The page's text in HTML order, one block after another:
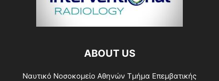
ABOUT US
Ναυτικό Νοσοκομείο Αθηνών Τμήμα Επεμβατικής